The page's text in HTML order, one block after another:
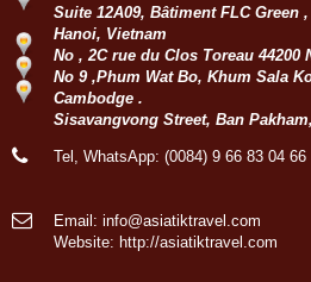
Circuit
Mékong -
pour
Groupe:
Cau -
Suite 12A09, Bâtiment FLC Green
Hanoi, Vietnam
No , 2C rue du Clos Toreau 44200
No 9 ,Phum Wat Bo, Khum Sala
Cambodge .
Sisavangvong Street, Ban
Tel, WhatsApp: (0084) 9 66 83 04 66
Email: info@asiatiktravel.com
Website: http://asiatiktravel.com